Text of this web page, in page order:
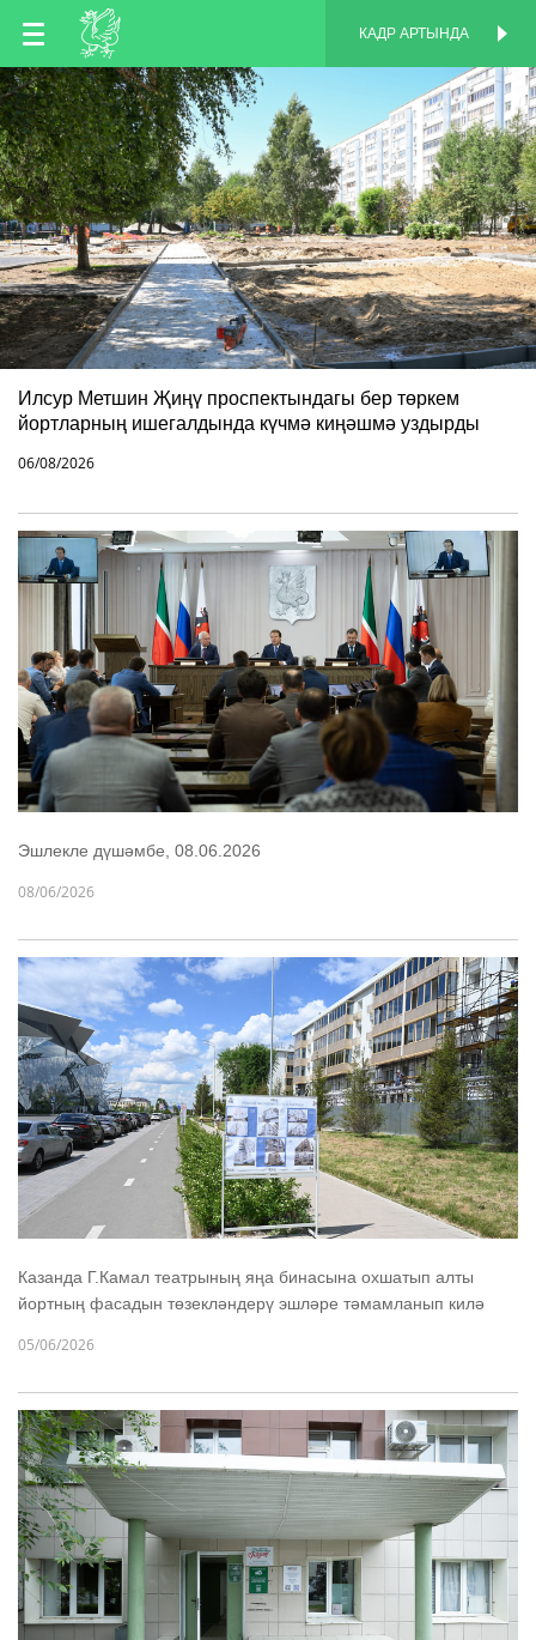
TT
EN
RU
КАДР АРТЫНДА
Илсур Метшин Җиңү проспектындагы бер төркем
йортларның ишегалдында күчмә киңәшмә уздырды
06/08/2026
Эшлекле дүшәмбе, 08.06.2026
08/06/2026
Казанда Г.Камал театрының яңа бинасына охшатып алты
йортның фасадын төзекләндерү эшләре тәмамланып килә
05/06/2026
КАДР АРТЫНДА